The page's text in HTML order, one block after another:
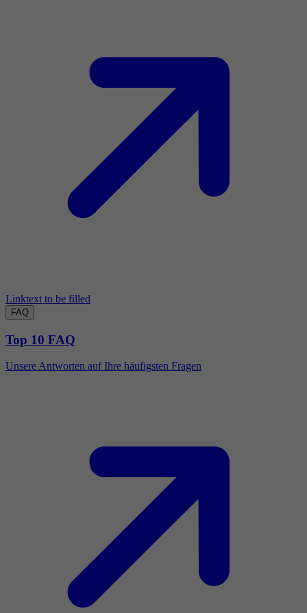
Linktext to be filled
FAQ
Top 10 FAQ
Unsere Antworten auf Ihre häufigsten Fragen